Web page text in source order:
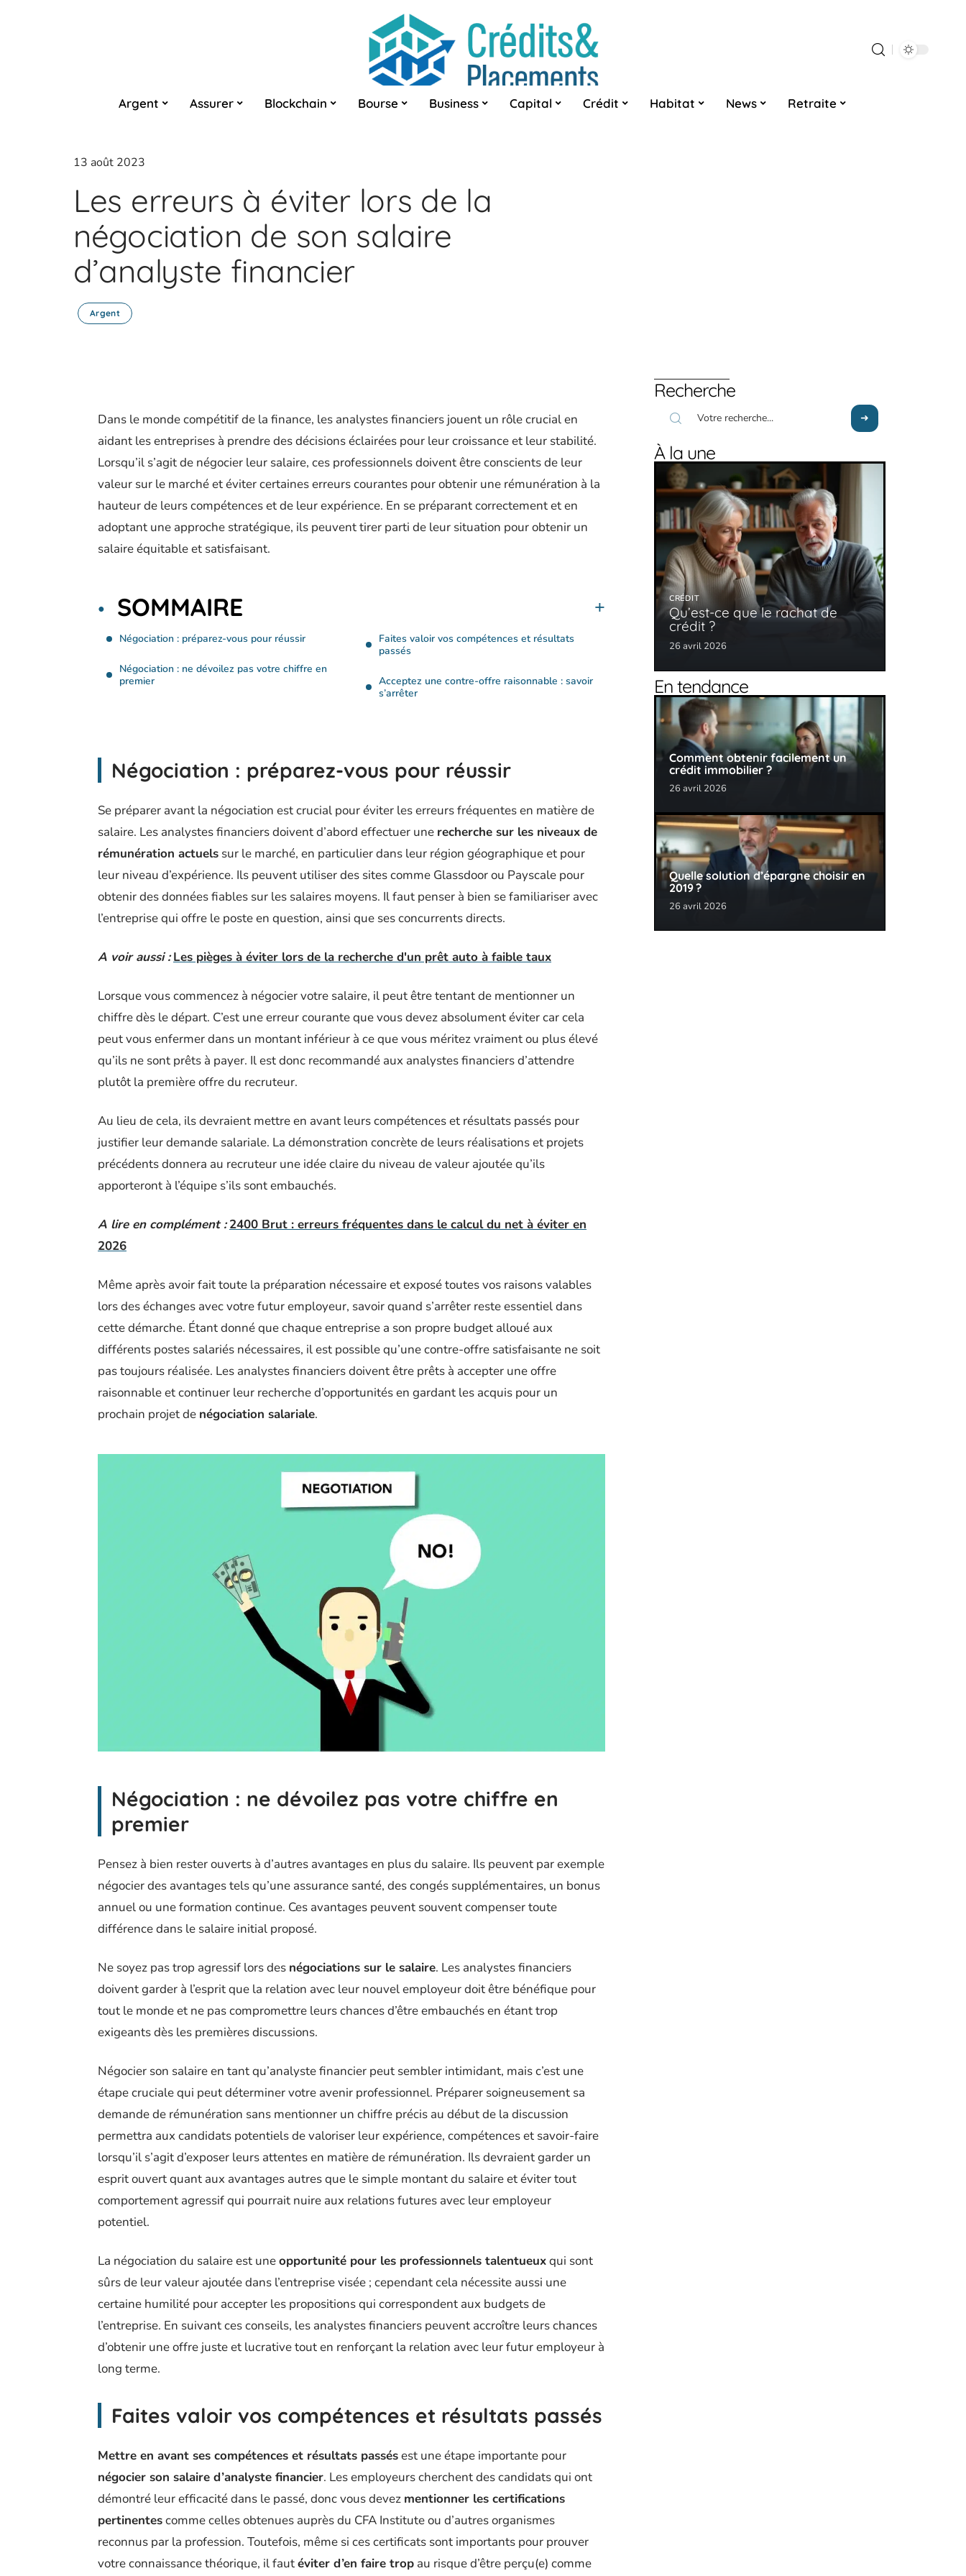
Argent Assurer Blockchain Bourse Business Capital Crédit Habitat News Retraite
13 août 2023
Les erreurs à éviter lors de la
négociation de son salaire
d’analyste financier
Argent
Dans le monde compétitif de la finance, les analystes financiers jouent un rôle crucial en
aidant les entreprises à prendre des décisions éclairées pour leur croissance et leur stabilité.
Lorsqu’il s’agit de négocier leur salaire, ces professionnels doivent être conscients de leur
valeur sur le marché et éviter certaines erreurs courantes pour obtenir une rémunération à la
hauteur de leurs compétences et de leur expérience. En se préparant correctement et en
adoptant une approche stratégique, ils peuvent tirer parti de leur situation pour obtenir un
salaire équitable et satisfaisant.
SOMMAIRE
Négociation : préparez-vous pour réussir
Négociation : ne dévoilez pas votre chiffre en
premier
Faites valoir vos compétences et résultats
passés
Acceptez une contre-offre raisonnable : savoir
s’arrêter
Négociation : préparez-vous pour réussir
Se préparer avant la négociation est crucial pour éviter les erreurs fréquentes en matière de
salaire. Les analystes financiers doivent d’abord effectuer une recherche sur les niveaux de
rémunération actuels sur le marché, en particulier dans leur région géographique et pour
leur niveau d’expérience. Ils peuvent utiliser des sites comme Glassdoor ou Payscale pour
obtenir des données fiables sur les salaires moyens. Il faut penser à bien se familiariser avec
l’entreprise qui offre le poste en question, ainsi que ses concurrents directs.
A voir aussi : Les pièges à éviter lors de la recherche d'un prêt auto à faible taux
Lorsque vous commencez à négocier votre salaire, il peut être tentant de mentionner un
chiffre dès le départ. C’est une erreur courante que vous devez absolument éviter car cela
peut vous enfermer dans un montant inférieur à ce que vous méritez vraiment ou plus élevé
qu’ils ne sont prêts à payer. Il est donc recommandé aux analystes financiers d’attendre
plutôt la première offre du recruteur.
Au lieu de cela, ils devraient mettre en avant leurs compétences et résultats passés pour
justifier leur demande salariale. La démonstration concrète de leurs réalisations et projets
précédents donnera au recruteur une idée claire du niveau de valeur ajoutée qu’ils
apporteront à l’équipe s’ils sont embauchés.
A lire en complément : 2400 Brut : erreurs fréquentes dans le calcul du net à éviter en
2026
Même après avoir fait toute la préparation nécessaire et exposé toutes vos raisons valables
lors des échanges avec votre futur employeur, savoir quand s’arrêter reste essentiel dans
cette démarche. Étant donné que chaque entreprise a son propre budget alloué aux
différents postes salariés nécessaires, il est possible qu’une contre-offre satisfaisante ne soit
pas toujours réalisée. Les analystes financiers doivent être prêts à accepter une offre
raisonnable et continuer leur recherche d’opportunités en gardant les acquis pour un
prochain projet de négociation salariale.
Négociation : ne dévoilez pas votre chiffre en
premier
Pensez à bien rester ouverts à d’autres avantages en plus du salaire. Ils peuvent par exemple
négocier des avantages tels qu’une assurance santé, des congés supplémentaires, un bonus
annuel ou une formation continue. Ces avantages peuvent souvent compenser toute
différence dans le salaire initial proposé.
Ne soyez pas trop agressif lors des négociations sur le salaire. Les analystes financiers
doivent garder à l’esprit que la relation avec leur nouvel employeur doit être bénéfique pour
tout le monde et ne pas compromettre leurs chances d’être embauchés en étant trop
exigeants dès les premières discussions.
Négocier son salaire en tant qu’analyste financier peut sembler intimidant, mais c’est une
étape cruciale qui peut déterminer votre avenir professionnel. Préparer soigneusement sa
demande de rémunération sans mentionner un chiffre précis au début de la discussion
permettra aux candidats potentiels de valoriser leur expérience, compétences et savoir-faire
lorsqu’il s’agit d’exposer leurs attentes en matière de rémunération. Ils devraient garder un
esprit ouvert quant aux avantages autres que le simple montant du salaire et éviter tout
comportement agressif qui pourrait nuire aux relations futures avec leur employeur
potentiel.
La négociation du salaire est uneopportunité pour les professionnels talentueuxqui sont
sûrs de leur valeur ajoutée dans l’entreprise visée ; cependant cela nécessite aussi une
certaine humilité pour accepter les propositions qui correspondent aux budgets de
l’entreprise. En suivant ces conseils, les analystes financiers peuvent accroître leurs chances
d’obtenir une offre juste et lucrative tout en renforçant la relation avec leur futur employeur à
long terme.
Faites valoir vos compétences et résultats passés
Mettre en avant ses compétences et résultats passésest une étape importante pour
négocier son salaire d’analyste financier. Les employeurs cherchent des candidats qui ont
démontré leur efficacité dans le passé, donc vous devez mentionner les certifications
pertinentescomme celles obtenues auprès du CFA Institute ou d’autres organismes
reconnus par la profession. Toutefois, même si ces certificats sont importants pour prouver
votre connaissance théorique, il fautéviter d’en faire trop au risque d’être perçu(e) comme
Recherche
À la une
CRÉDIT
Qu’est-ce que le rachat de
crédit ?
26 avril 2026
En tendance
Comment obtenir facilement un
crédit immobilier ?
26 avril 2026
Quelle solution d’épargne choisir en
2019 ?
26 avril 2026